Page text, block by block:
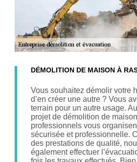
DÉMOLITION DE MAISON À
Vous souhaitez démolir votre
d’en créer une autre ? Vous
terrain pour un autre usage.
projet de démolition de
professionnels vous
sécurisée et professionnelle.
des prestations de qualité,
également effectuer